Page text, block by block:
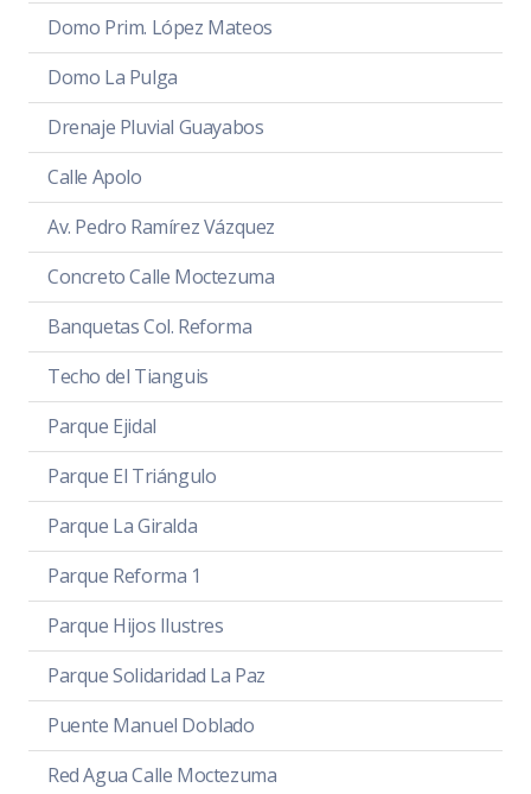
Domo Prim. López Mateos
Domo La Pulga
Drenaje Pluvial Guayabos
Calle Apolo
Av. Pedro Ramírez Vázquez
Concreto Calle Moctezuma
Banquetas Col. Reforma
Techo del Tianguis
Parque Ejidal
Parque El Triángulo
Parque La Giralda
Parque Reforma 1
Parque Hijos Ilustres
Parque Solidaridad La Paz
Puente Manuel Doblado
Red Agua Calle Moctezuma